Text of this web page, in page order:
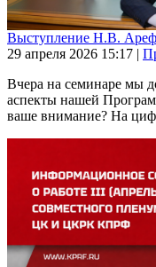
Выступление Н.В.
29 апреля 2026 15:17 |
Вчера на семинаре мы
аспекты нашей
ваше внимание? На